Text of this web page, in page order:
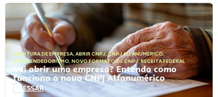
ABERTURA DE EMPRESA, ABRIR CNPJ,CNPJ ALFANUMÉRICO,
EMPREENDEDORISMO, NOVO FORMATO DE CNPJ,RECEITA FEDERAL
Vai abrir uma empresa? Entenda como
funciona o novo CNPJ Alfanumérico
ACESSAR